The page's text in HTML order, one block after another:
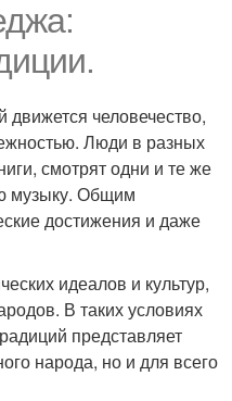
движется человечество,
Люди в разных
смотрят одни и те же
музыку. Общим
достижения и даже
идеалов и культур,
В таких условиях
представляет
народа, но и для всего